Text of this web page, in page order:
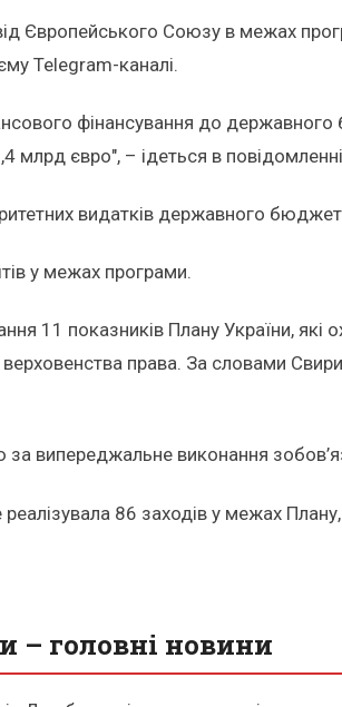
Європейського Союзу в межах
Telegram-каналі.
фінансування до
млрд євро", – ідеться в
видатків державного
у межах програми.
11 показників Плану України,
верховенства права. За словами
випереджальне виконання
86 заходів у межах
– головні новини